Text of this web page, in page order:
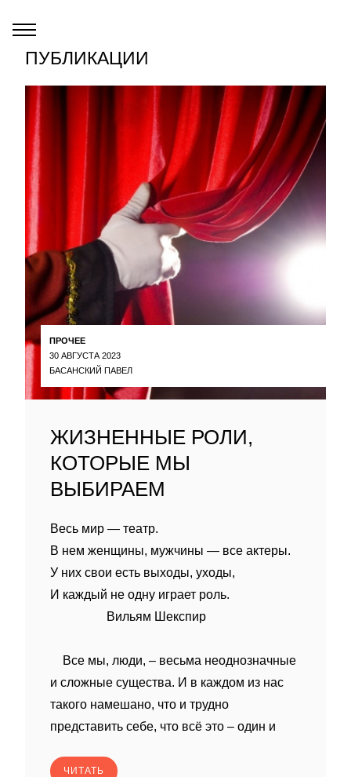
ПУБЛИКАЦИИ
ПРОЧЕЕ
30 АВГУСТА 2023
БАСАНСКИЙ ПАВЕЛ
ЖИЗНЕННЫЕ РОЛИ,
КОТОРЫЕ МЫ
ВЫБИРАЕМ
Весь мир — театр.
В нем женщины, мужчины — все актеры.
У них свои есть выходы, уходы,
И каждый не одну играет роль.
Вильям Шекспир
Все мы, люди, – весьма неоднозначные
и сложные существа. И в каждом из нас
такого намешано, что и трудно
представить себе, что всё это – один и
ЧИТАТЬ